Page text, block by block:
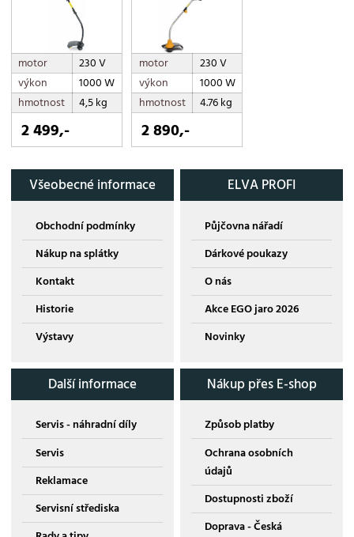
motor
230 V
výkon
1000 W
hmotnost
4,5 kg
2 499,-
motor
230 V
výkon
1000 W
hmotnost
4.76 kg
2 890,-
Všeobecné informace
Obchodní podmínky
Nákup na splátky
Kontakt
Historie
Výstavy
ELVA PROFI
Půjčovna nářadí
Dárkové poukazy
O nás
Akce EGO jaro 2026
Novinky
Další informace
Servis - náhradní díly
Servis
Reklamace
Servisní střediska
Nákup přes E-shop
Způsob platby
Ochrana osobních
údajů
Dostupnosti zboží
Doprava - Česká